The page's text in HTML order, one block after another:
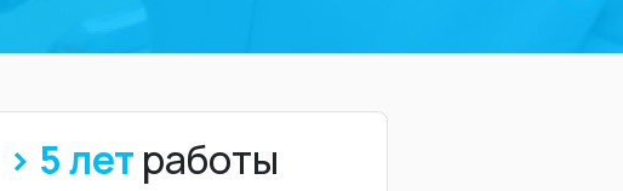
> 5 лет работы